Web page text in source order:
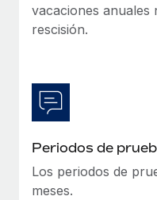
vacaciones anuales
rescisión.
Periodos de
Los periodos de
meses.